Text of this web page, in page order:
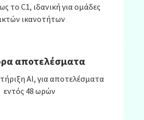
το C1, ιδανική για ομάδες
ικανοτήτων
αποτελέσματα
ΑΙ, για αποτελέσματα
εντός 48 ωρών